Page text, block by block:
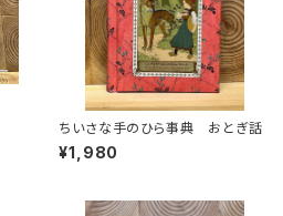
ちいさな手のひら事典 おとぎ話
¥1,980